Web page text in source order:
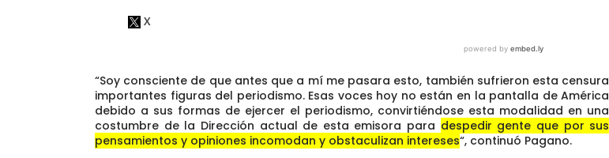
“Soy consciente de que antes que a mí me pasara esto, también sufrieron esta censura
importantes figuras del periodismo. Esas voces hoy no están en la pantalla de América
debido a sus formas de ejercer el periodismo, convirtiéndose esta modalidad en una
costumbre de la Dirección actual de esta emisora para despedir gente que por sus
pensamientos y opiniones incomodan y obstaculizan intereses“, continuó Pagano.